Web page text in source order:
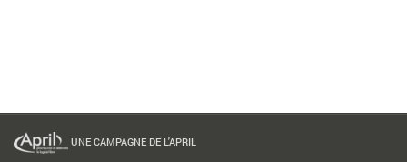
UNE CAMPAGNE DE L'APRIL